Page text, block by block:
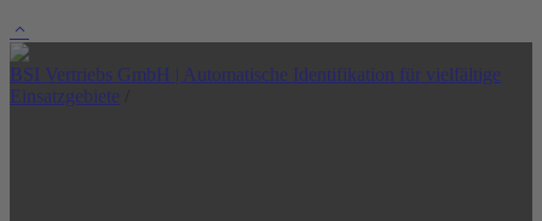
BSI Vertriebs GmbH | Automatische Identifikation für vielfältige
Einsatzgebiete